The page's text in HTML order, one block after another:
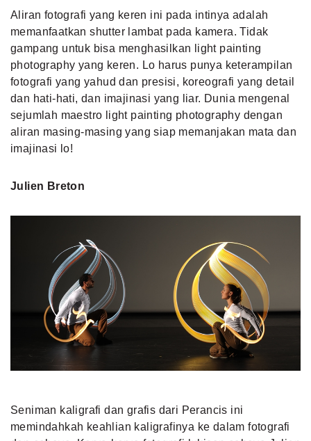
Aliran fotografi yang keren ini pada intinya adalah
memanfaatkan shutter lambat pada kamera. Tidak
gampang untuk bisa menghasilkan light painting
photography yang keren. Lo harus punya keterampilan
fotografi yang yahud dan presisi, koreografi yang detail
dan hati-hati, dan imajinasi yang liar. Dunia mengenal
sejumlah maestro light painting photography dengan
aliran masing-masing yang siap memanjakan mata dan
imajinasi lo!
Julien Breton
Seniman kaligrafi dan grafis dari Perancis ini
memindahkah keahlian kaligrafinya ke dalam fotografi